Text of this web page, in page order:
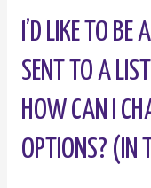
I’D LIKE TO BE
SENT TO A
HOW CAN I
OPTIONS? (IN